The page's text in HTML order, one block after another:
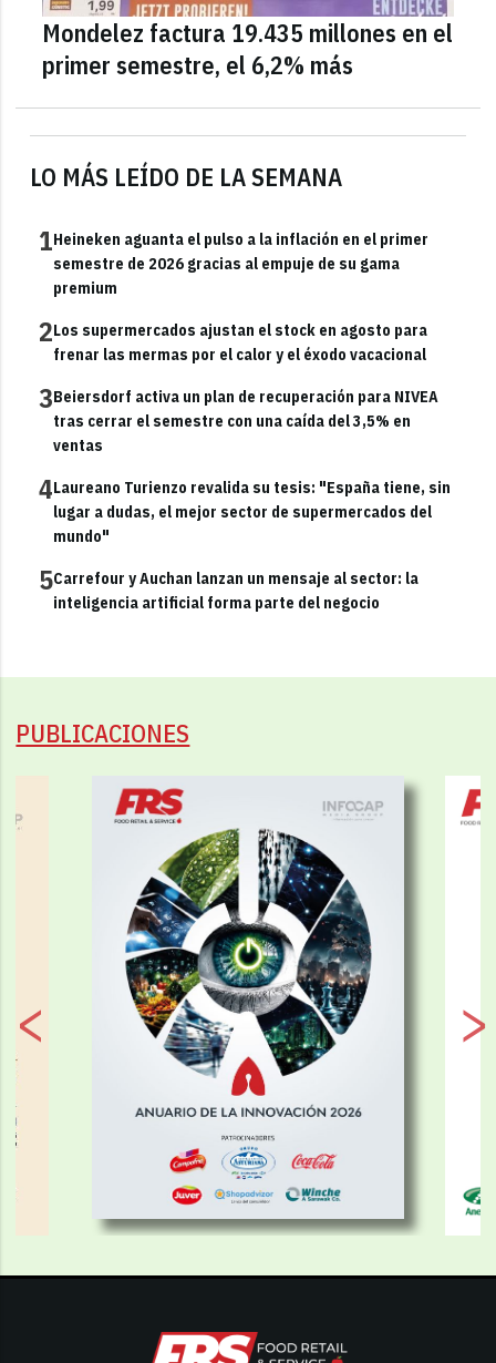
LO MÁS LEÍDO DE LA SEMANA
1Heineken aguanta el pulso a la inflación en el primer
semestre de 2026 gracias al empuje de su gama
premium
2Los supermercados ajustan el stock en agosto para
frenar las mermas por el calor y el éxodo vacacional
3Beiersdorf activa un plan de recuperación para NIVEA
tras cerrar el semestre con una caída del 3,5% en
ventas
4Laureano Turienzo revalida su tesis: "España tiene, sin
lugar a dudas, el mejor sector de supermercados del
mundo"
5Carrefour y Auchan lanzan un mensaje al sector: la
inteligencia artificial forma parte del negocio
Mondelez factura 19.435 millones en el
primer semestre, el 6,2% más
PUBLICACIONES